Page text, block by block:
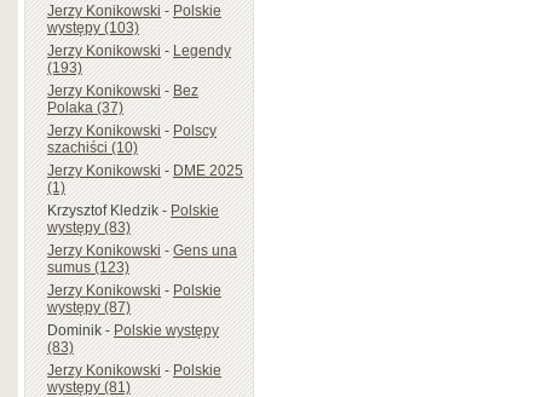
Jerzy Konikowski-Polskie
występy (103)
Jerzy Konikowski-Legendy
(193)
Jerzy Konikowski-Bez
Polaka (37)
Jerzy Konikowski-Polscy
szachiści (10)
Jerzy Konikowski-DME 2025
(1)
Krzysztof Kledzik-Polskie
występy (83)
Jerzy Konikowski-Gens una
sumus (123)
Jerzy Konikowski-Polskie
występy (87)
Dominik-Polskie występy
(83)
Jerzy Konikowski-Polskie
występy (81)